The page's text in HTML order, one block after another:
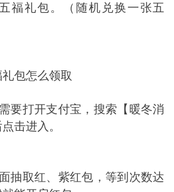
福礼包。（随机兑换一张五
包怎么领取
要打开支付宝，搜索【暖冬消
击进入。
抽取红、紫红包，等到次数达